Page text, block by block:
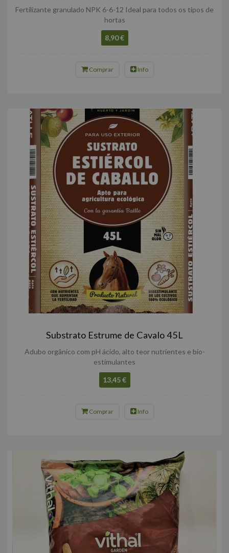
Fertilizante granulado NPK 6-6-12 Ideal para todos os tipos de
hortas
8,90 €
Comprar Info
Substrato Estrume de Cavalo 45L
Adubo orgânico com pH ácido, alto teor nutrientes e bio-
estimulantes
13,45 €
Comprar Info